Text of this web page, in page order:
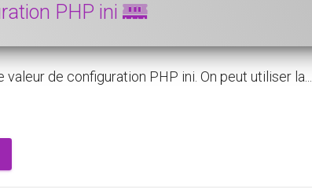
PHP ini
de configuration PHP ini. On peut utiliser la...